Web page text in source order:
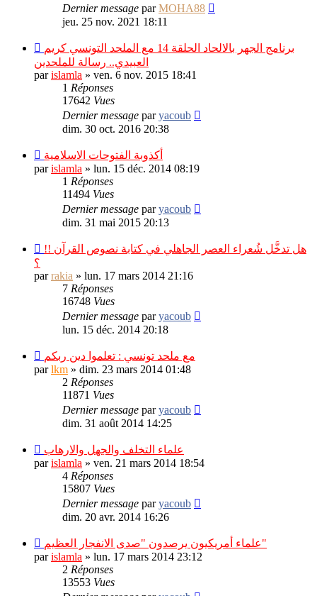
Dernier message parMOHA88
jeu. 25 nov. 2021 18:11
برنامج الجهر بالالحاد الحلقة 14 مع الملحد التونسي كريم
العبيدي.. رسالة للملحدين
parislamla » ven. 6 nov. 2015 18:41
1 Réponses
17642 Vues
Dernier message paryacoub
dim. 30 oct. 2016 20:38
أكذوبة الفتوحات الاسلامية
parislamla » lun. 15 déc. 2014 08:19
1 Réponses
11494 Vues
Dernier message paryacoub
dim. 31 mai 2015 20:13
هل تدخَّل شُعراء العصر الجاهلي في كتابة نصوص القرآن !!
؟
parrakia » lun. 17 mars 2014 21:16
7 Réponses
16748 Vues
Dernier message paryacoub
lun. 15 déc. 2014 20:18
مع ملحد تونسي : تعلموا دين ربكم
parlkm » dim. 23 mars 2014 01:48
2 Réponses
11871 Vues
Dernier message paryacoub
dim. 31 août 2014 14:25
علماء التخلف والجهل والارهاب
parislamla » ven. 21 mars 2014 18:54
4 Réponses
15807 Vues
Dernier message paryacoub
dim. 20 avr. 2014 16:26
علماء أمريكيون يرصدون "صدى الانفجار العظيم"
parislamla » lun. 17 mars 2014 23:12
2 Réponses
13553 Vues